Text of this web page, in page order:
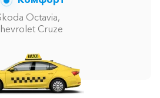
Octavia,
Cruze